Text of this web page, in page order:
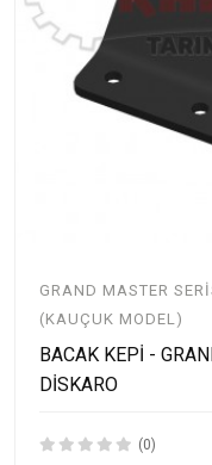
GRAND MASTER
(KAUÇUK MODEL)
BACAK KEPİ -
DİSKARO
(0)